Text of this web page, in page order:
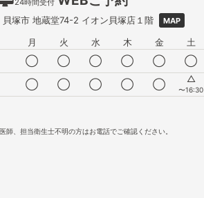
24時間受付
貝塚市 地蔵堂74-2 イオン貝塚店１階 MAP
月 火 水 木 金 土
◯ ◯ ◯ ◯ ◯ ◯
◯ ◯ ◯ ◯ ◯ △
〜16:30
師、担当衛生士不明の方はお電話でご確認ください。